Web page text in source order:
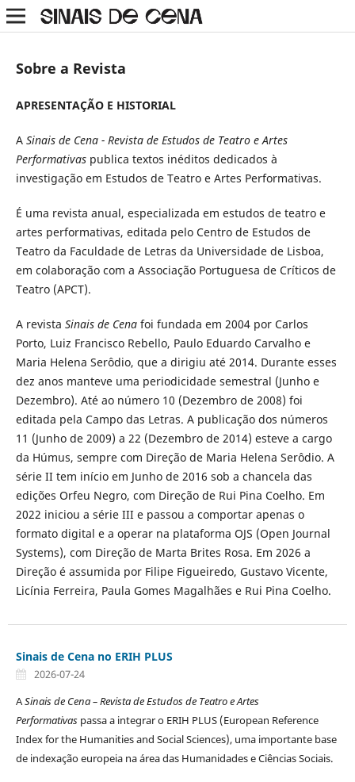
Sobre a Revista
APRESENTAÇÃO E HISTORIAL
A Sinais de Cena - Revista de Estudos de Teatro e Artes
Performativaspublica textos inéditos dedicados à
investigação em Estudos de Teatro e Artes Performativas.
É uma revista anual, especializada em estudos de teatro e
artes performativas, editada pelo Centro de Estudos de
Teatro da Faculdade de Letras da Universidade de Lisboa,
em colaboração com a Associação Portuguesa de Críticos de
Teatro (APCT).
A revista Sinais de Cenafoi fundada em 2004 por Carlos
Porto, Luiz Francisco Rebello, Paulo Eduardo Carvalho e
Maria Helena Serôdio, que a dirigiu até 2014. Durante esses
dez anos manteve uma periodicidade semestral (Junho e
Dezembro). Até ao número 10 (Dezembro de 2008) foi
editada pela Campo das Letras. A publicação dos números
11 (Junho de 2009) a 22 (Dezembro de 2014) esteve a cargo
da Húmus, sempre com Direção de Maria Helena Serôdio. A
série II tem início em Junho de 2016 sob a chancela das
edições Orfeu Negro, com Direção de Rui Pina Coelho. Em
2022 iniciou a série III e passou a comportar apenas o
formato digital e a operar na plataforma OJS (Open Journal
Systems), com Direção de Marta Brites Rosa. Em 2026 a
Direção é assumida por Filipe Figueiredo, Gustavo Vicente,
Licínia Ferreira, Paula Gomes Magalhães e Rui Pina Coelho.
Sinais de Cena no ERIH PLUS
2026-07-24
ASinais de Cena – Revista de Estudos de Teatro e Artes
Performativaspassa a integrar o ERIH PLUS (European Reference
Index for the Humanities and Social Sciences), uma importante base
de indexação europeia na área das Humanidades e Ciências Sociais.